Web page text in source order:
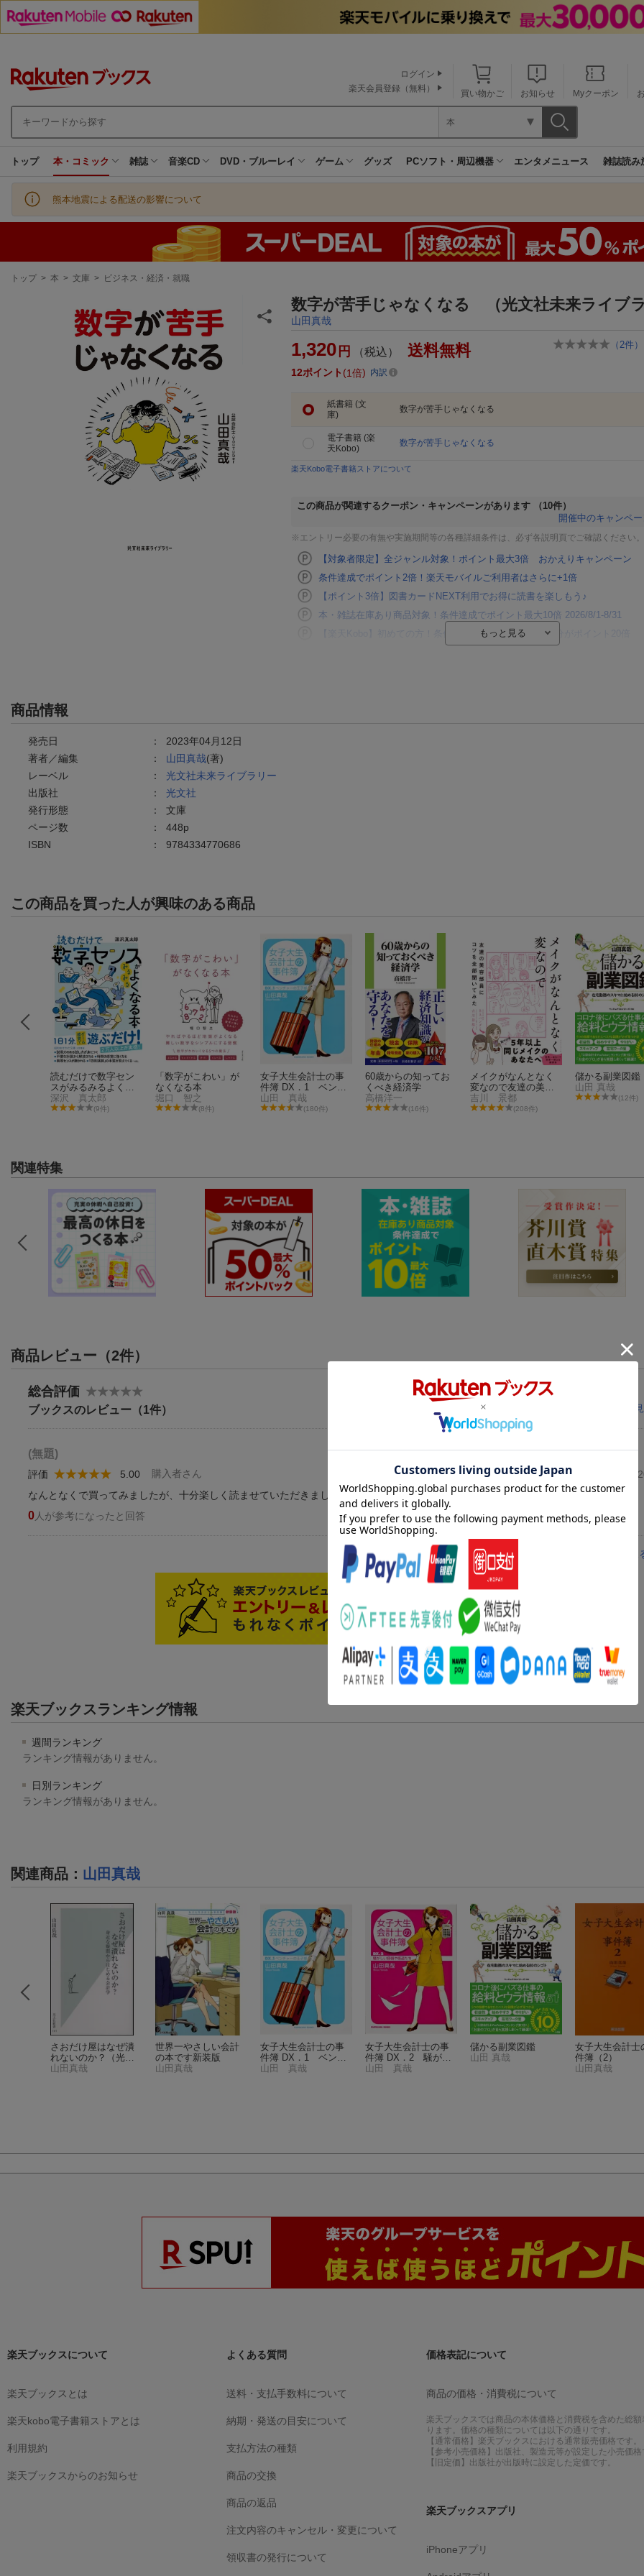
買い物かご お知らせ Myクーポン
ログイン
楽天会員登録（無料）
本
トップ 本・コミック 雑誌 音楽CD DVD・ブルーレイ ゲーム グッズ PCソフト・周辺機器 エンタメニュース 雑誌読み
熊本地震による配送の影響について
現
トップ > 本 > 文庫 > ビジネス・経済・就職
数字が苦手じゃなくなる （光文社未来ライブラ
山田真哉
（ 2件）
1,320 円 （税込） 送料無料
12ポイント 1倍 内訳
紙書籍 (文
庫)
数字が苦手じゃなくなる
電子書籍 (楽
天Kobo)
数字が苦手じゃなくなる
楽天Kobo電子書籍ストアについて
この商品が関連するクーポン・キャンペーンがあります
（10件）
開催中のキャンペ
※エントリー必要の有無や実施期間等の各種詳細条件は、必ず各説明頁でご確認ください。
【対象者限定】全ジャンル対象！ポイント最大3倍 おかえりキャンペーン
条件達成でポイント2倍！楽天モバイルご利用者はさらに+1倍
【ポイント3倍】図書カードNEXT利用でお得に読書を楽しもう♪
本・雑誌在庫あり商品対象！条件達成でポイント最大10倍 2026/8/1-8/31
【楽天Kobo】初めての方！条件達成で楽天ブックス購入分がポイント20倍
商品情報
発売日 ： 2023年04月12日
著者／編集
： 山田真哉(著)
レーベル
： 光文社未来ライブラリー
出版社
： 光文社
発行形態
： 文庫
ページ数
： 448p
ISBN
： 9784334770686
この商品を買った人が興味のある商品
読むだけで数字セン
スがみるみるよくな
る本
深沢 真太郎
(9件)
「数字がこわい」が
なくなる本
堀口 智之
(8件)
女子大生会計士の事
件簿 DX．1 ベンチ
ャーの王子様
山田 真哉
(180件)
60歳からの知ってお
くべき経済学
高橋洋一
(16件)
メイクがなんとなく
変なので友達の美容
部員にコツを全部聞
いてみた
吉川 景都
(208件)
儲かる副業図鑑
山田 真哉
(12件)
関連特集
商品レビュー（2件）
総合評価
ブックスのレビュー（1件） レビューを
(無題)
購入者さん
評価 5.00
投稿日：
なんとなくで買ってみましたが、十分楽しく読ませていただきました。
0 人が参考になったと回答
レビューを見
楽天ブックスランキング情報
週間ランキング
ランキング情報がありません。
日別ランキング
ランキング情報がありません。
関連商品 ： 山田真哉
さおだけ屋はなぜ潰
れないのか？
（光文
社新書）
山田真哉
世界一やさしい会計
の本です新装版
山田真哉
女子大生会計士の事
件簿 DX．1 ベンチ
ャーの王子様
山田 真哉
女子大生会計士の事
件簿 DX．2 騒がし
い探偵や怪盗たち
山田 真哉
儲かる副業図鑑
山田 真哉
女子大生会計士
件簿（2）
山田真哉
楽天ブックスについて
楽天ブックスとは
楽天kobo電子書籍ストアとは
利用規約
楽天ブックスからのお知らせ
よくある質問
送料・支払手数料について
納期・発送の目安について
支払方法の種類
商品の交換
商品の返品
注文内容のキャンセル・変更について
領収書の発行について
価格表記について
商品の価格・消費税について
楽天ブックスでは商品の本体価格と消費税を含めた総額
ります。価格の種類については以下の通りです。
【通常価格】楽天ブックスにおける通常販売価格です。
【参考小売価格】出版社、製造元等が設定した小売価格
【旧定価】出版社が出版時に設定した定価です。
楽天ブックスアプリ
iPhoneアプリ